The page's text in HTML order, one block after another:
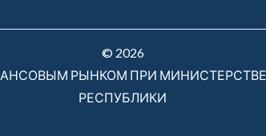
© 2026
РЫНКОМ ПРИ
РЕСПУБЛИКИ